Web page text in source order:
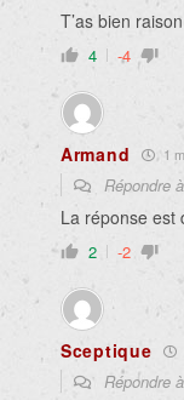
T’as bien
4 -4
Armand 1
Répondre à
La réponse est
2 -2
Sceptique
Répondre à